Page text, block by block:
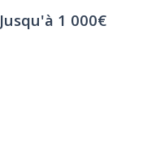
Jusqu'à 1 000€